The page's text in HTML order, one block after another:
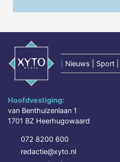
Nieuws | Sport
Hoofdvestiging:
van Benthuizenlaan 1
1701 BZ Heerhugowaard
072 8200 600
redactie@xyto.nl